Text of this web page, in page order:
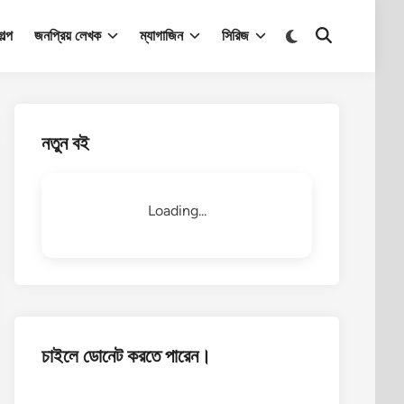
জনপ্রিয় লেখক ম্যাগাজিন সিরিজ
Switch
Open
নতুন বই
Loading...
চাইলে ডোনেট করতে পারেন।